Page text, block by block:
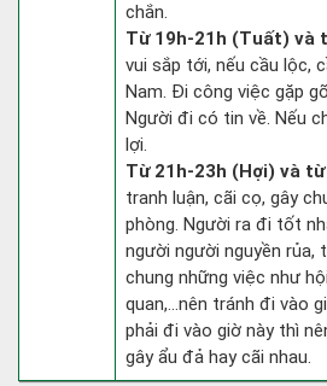
chắn.
Từ 19h-21h (Tuất) và
vui sắp tới, nếu cầu lộc,
Nam. Đi công việc gặp
Người đi có tin về. Nếu
lợi.
Từ 21h-23h (Hợi) và
tranh luận, cãi cọ, gây
phòng. Người ra đi tốt
người người nguyền rủa,
chung những việc như
quan,…nên tránh đi vào
phải đi vào giờ này thì
gây ẩu đả hay cãi nhau.